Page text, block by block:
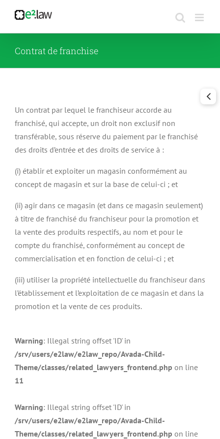
contenu
Contrat de franchise
Un contrat par lequel le franchiseur accorde au
franchisé, qui accepte, un droit non exclusif non
transférable, sous réserve du paiement par le franchisé
des droits d’entrée et des droits de service à :
(i) établir et exploiter un magasin conformément au
concept de magasin et sur la base de celui-ci ; et
(ii) agir dans ce magasin (et dans ce magasin seulement)
à titre de franchisé du franchiseur pour la promotion et
la vente des produits respectifs, au nom et pour le
compte du franchisé, conformément au concept de
commercialisation et en fonction de celui-ci ; et
(iii) utiliser la propriété intellectuelle du franchiseur dans
l’établissement et l’exploitation de ce magasin et dans la
promotion et la vente de ces produits.
Warning: Illegal string offset 'ID' in
/srv/users/e2law/e2law_repo/Avada-Child-
Theme/classes/related_lawyers_frontend.php on line
11
Warning: Illegal string offset 'ID' in
/srv/users/e2law/e2law_repo/Avada-Child-
Theme/classes/related_lawyers_frontend.php on line